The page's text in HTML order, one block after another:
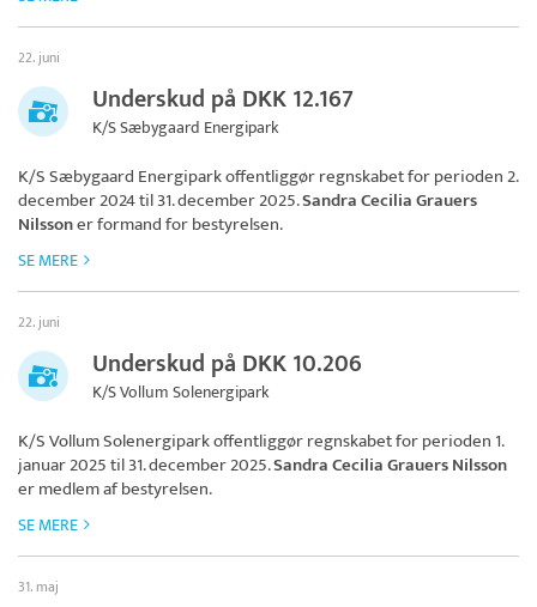
22. juni
Underskud på DKK 12.167
K/S Sæbygaard Energipark
K/S Sæbygaard Energiparkoffentliggør regnskabet for perioden 2.
december 2024 til 31. december 2025.Sandra Cecilia Grauers
Nilssoner formand for bestyrelsen.
SE MERE
22. juni
Underskud på DKK 10.206
K/S Vollum Solenergipark
K/S Vollum Solenergiparkoffentliggør regnskabet for perioden 1.
januar 2025 til 31. december 2025.Sandra Cecilia Grauers Nilsson
er medlem af bestyrelsen.
SE MERE
31. maj